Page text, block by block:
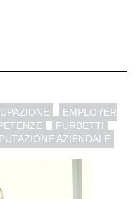
EMPLOYER
FURBETTI
AZIENDALE